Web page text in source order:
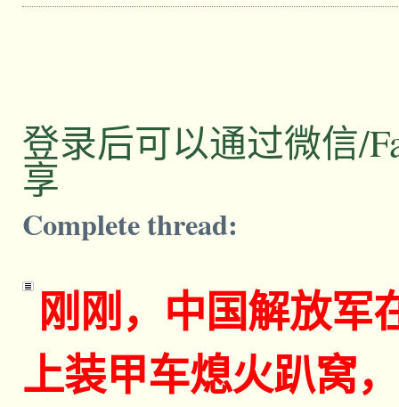
登录后可以通过微信/
享
Complete thread:
刚刚，中国解放军
上装甲车熄火趴窝